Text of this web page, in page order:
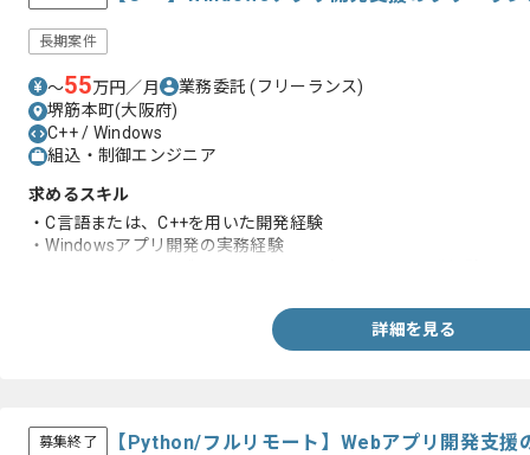
長期案件
〜55万円／月 業務委託(フリーランス)
堺筋本町(大阪府)
C++ / Windows
組込・制御エンジニア
求めるスキル
・C言語または、C++を用いた開発経験
・Windowsアプリ開発の実務経験
詳細を見る
募集終了 【Python/フルリモート】Webアプリ開発支援